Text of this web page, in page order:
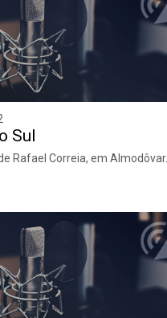
Sul
Rafael Correia, em Almodôvar.